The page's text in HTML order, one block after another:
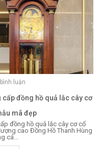
luận
cấp đồng hồ quả lắc cây cơ
mã đẹp
đồng hồ quả lắc cây cơ cổ
cao Đồng Hồ Thanh Hùng
cá...